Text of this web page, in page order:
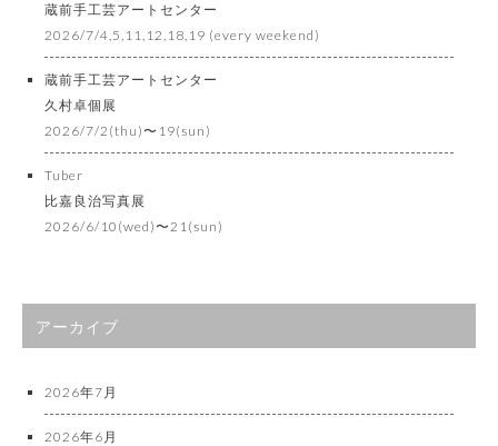
蔵前手工芸アートセンター
2026/7/4,5,11,12,18,19 (every weekend)
蔵前手工芸アートセンター
久村卓個展
2026/7/2(thu)〜19(sun)
Tuber
比嘉良治写真展
2026/6/10(wed)〜21(sun)
アーカイブ
2026年7月
2026年6月